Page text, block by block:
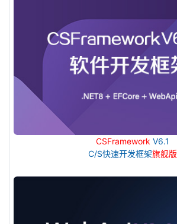
CSFramework V6.1
C/S快速开发框架旗舰版